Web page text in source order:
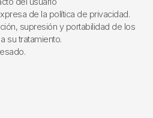
de la política de privacidad.
supresión y portabilidad de los
su tratamiento.